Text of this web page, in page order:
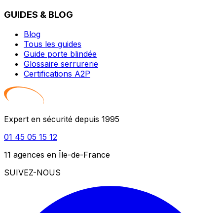
GUIDES & BLOG
Blog
Tous les guides
Guide porte blindée
Glossaire serrurerie
Certifications A2P
Expert en sécurité depuis 1995
01 45 05 15 12
11 agences en Île-de-France
SUIVEZ-NOUS